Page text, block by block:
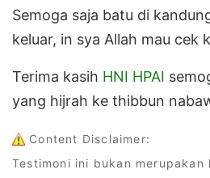
Semoga saja batu di
keluar, in sya Allah mau cek
Terima kasih HNI HPAI
yang hijrah ke thibbun
Content Disclaimer:
Testimoni ini bukan merupakan